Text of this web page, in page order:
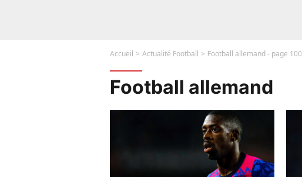
Accueil Actualité Football Football allemand - page 100
Football allemand